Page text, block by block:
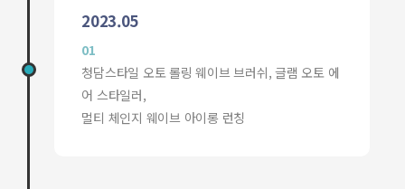
2023.05
01
청담스타일 오토 롤링 웨이브 브러쉬, 글램 오토 에
어 스타일러,
멀티 체인지 웨이브 아이롱 런칭